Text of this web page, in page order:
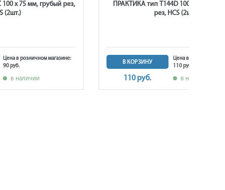
х 75 мм, грубый рез,
(2шт.)
Цена в розничном магазине:
90 руб.
в наличии
ПРАКТИКА тип T144D 100 х 75 мм,
рез, HCS (2шт.)
В КОРЗИНУ
110 руб.
Цена в розничном
110 руб.
в наличии